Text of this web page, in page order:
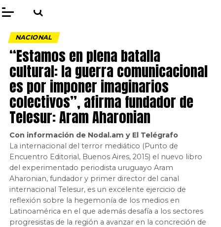
NACIONAL
“Estamos en plena batalla
cultural: la guerra comunicacional
es por imponer imaginarios
colectivos”, afirma fundador de
Telesur: Aram Aharonian
Con información de Nodal.am y El Telégrafo
La internacional del terror mediático (Punto de
Encuentro Editorial, Buenos Aires, 2015) el nuevo libro
del experimentado periodista uruguayo Aram
Aharonian, fundador y primer director del canal
internacional Telesur, es un excelente ejercicio de
reflexión sobre la hegemonía de los medios en
Latinoamérica en el que además desafía a los sectores
progresistas de la región a avanzar en la concreción de